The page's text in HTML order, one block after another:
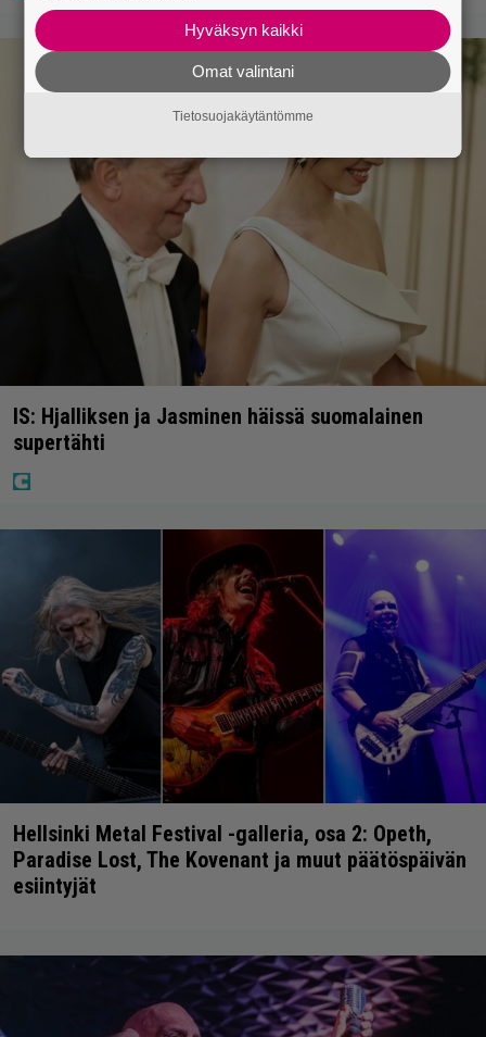
IS: Hjalliksen ja Jasminen häissä suomalainen
supertähti
Hellsinki Metal Festival -galleria, osa 2: Opeth,
Paradise Lost, The Kovenant ja muut päätöspäivän
esiintyjät
Hyväksyn kaikki
Omat valintani
Tietosuojakäytäntömme